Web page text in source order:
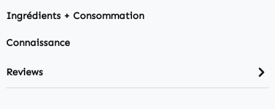
Ingrédients + Consommation
Connaissance
Reviews